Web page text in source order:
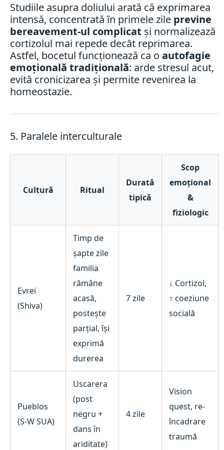
Studiile asupra doliului arată că exprimarea
intensă, concentrată în primele zile previne
bereavement-ul complicat și normalizează
cortizolul mai repede decât reprimarea.
Astfel, bocetul funcționează ca oautofagie
emoțională tradițională: arde stresul acut,
evită cronicizarea și permite revenirea la
homeostazie.
5. Paralele interculturale
Cultură Ritual
Durată
tipică
Scop
emoțional
&
fiziologic
Evrei
(Shiva)
Timp de
șapte zile
familia
rămâne
acasă,
postește
parțial, își
exprimă
durerea
7 zile
↓ Cortizol,
↑ coeziune
socială
Pueblos
(S-W SUA)
Uscarera
(post
negru +
dans în
ariditate)
4 zile
Vision
quest, re-
încadrare
traumă